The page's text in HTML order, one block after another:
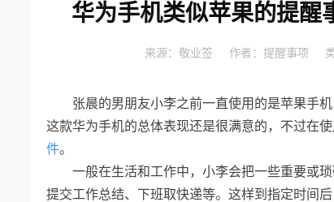
华为手机类似苹果的提醒
来源： 敬业签 作者： 提醒事项
张晨的男朋友小李之前一直使用的是苹果手
这款华为手机的总体表现还是很满意的，不过在
件。
一般在生活和工作中，小李会把一些重要或
提交工作总结、下班取快递等。这样到指定时间